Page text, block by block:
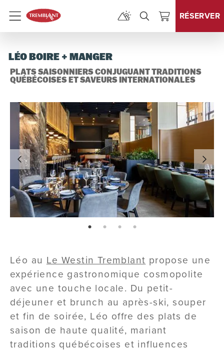
Menu RÉSERVER
LÉO BOIRE + MANGER
PLATS SAISONNIERS CONJUGUANT TRADITIONS
QUÉBÉCOISES ET SAVEURS INTERNATIONALES
page: 1 page: 2 page: 3 page: 4
Léo au Le Westin Tremblant propose une
expérience gastronomique cosmopolite
avec une touche locale. Du petit-
déjeuner et brunch au après-ski, souper
et fin de soirée, Léo offre des plats de
saison de haute qualité, mariant
traditions québécoises et influences